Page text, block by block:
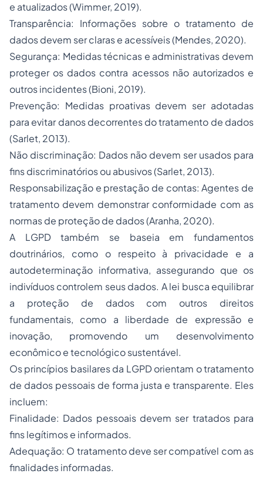
e atualizados (Wimmer, 2019).
Transparência: Informações sobre o tratamento de
dados devem ser claras e acessíveis (Mendes, 2020).
Segurança: Medidas técnicas e administrativas devem
proteger os dados contra acessos não autorizados e
outros incidentes (Bioni, 2019).
Prevenção: Medidas proativas devem ser adotadas
para evitar danos decorrentes do tratamento de dados
(Sarlet, 2013).
Não discriminação: Dados não devem ser usados para
fins discriminatórios ou abusivos (Sarlet, 2013).
Responsabilização e prestação de contas: Agentes de
tratamento devem demonstrar conformidade com as
normas de proteção de dados (Aranha, 2020).
A LGPD também se baseia em fundamentos
doutrinários, como o respeito à privacidade e a
autodeterminação informativa, assegurando que os
indivíduos controlem seus dados. A lei busca equilibrar
a proteção de dados com outros direitos
fundamentais, como a liberdade de expressão e
inovação, promovendo um desenvolvimento
econômico e tecnológico sustentável.
Os princípios basilares da LGPD orientam o tratamento
de dados pessoais de forma justa e transparente. Eles
incluem:
Finalidade: Dados pessoais devem ser tratados para
fins legítimos e informados.
Adequação: O tratamento deve ser compatível com as
finalidades informadas.